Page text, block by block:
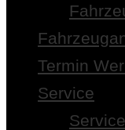
Termin
Service